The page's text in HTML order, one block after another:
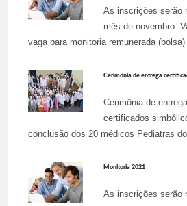
As inscrições serão
mês de novembro.
vaga para monitoria remunerada (bolsa)
Cerimônia de entrega
Cerimônia de
certificados
conclusão dos 20 médicos Pediatras
Monitoria 2021
As inscrições serão